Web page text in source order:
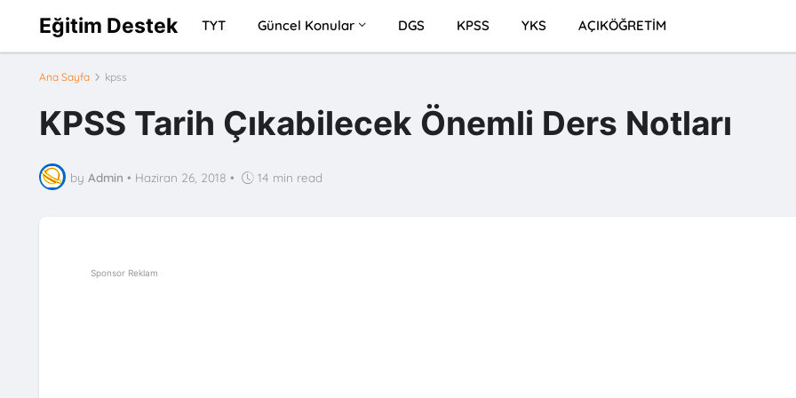
Eğitim Destek TYT Güncel Konular DGS KPSS YKS AÇIKÖĞRETİM
Ana Sayfa kpss
KPSS Tarih Çıkabilecek Önemli Ders Notları
by Admin • Haziran 26, 2018 • 14 min read
Sponsor Reklam